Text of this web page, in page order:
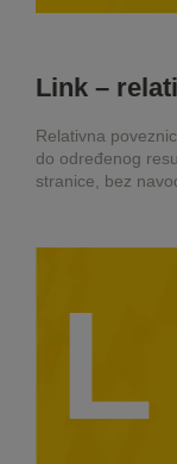
Link –
Relativna
do određenog
stranice, bez
L